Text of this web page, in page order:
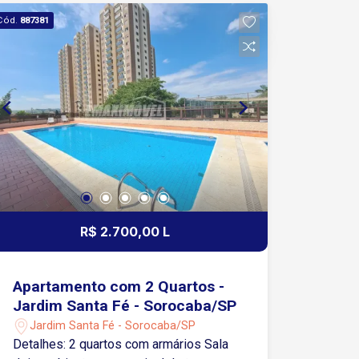
incluindo piscinas climatizadas
(adulto/infantil), fitness interno/externo
(Cross training), quadra esportiva, pet
garden, coworking, lavanderia
compartilhada (OMO), lockers
inteligentes e mini market
887381
R$ 2.700,00 L
Apartamento com 2 Quartos -
Jardim Santa Fé - Sorocaba/SP
Jardim Santa Fé - Sorocaba/SP
Detalhes: 2 quartos com armários Sala